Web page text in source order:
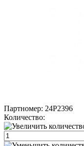
Партномер: 24P2396
Количество: